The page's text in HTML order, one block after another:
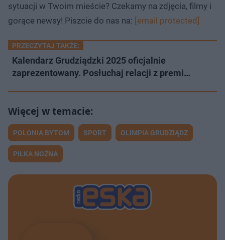
sytuacji w Twoim mieście? Czekamy na zdjęcia, filmy i
gorące newsy! Piszcie do nas na: [email protected]
PRZECZYTAJ TAKŻE:
Kalendarz Grudziądzki 2025 oficjalnie
zaprezentowany. Posłuchaj relacji z premi…
POLONIA BYTOM SPORT OLIMPIA GRUDZIĄDZ
PIŁKA NOŻNA